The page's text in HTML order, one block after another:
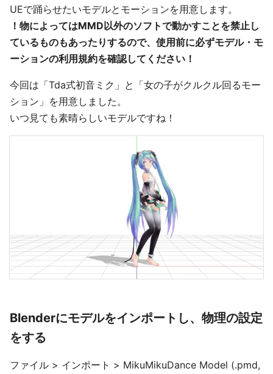
UEで踊らせたいモデルとモーションを用意します。
！物によってはMMD以外のソフトで動かすことを禁止し
ているものもあったりするので、使用前に必ずモデル・モ
ーションの利用規約を確認してください！
今回は「Tda式初音ミク」と「女の子がクルクル回るモー
ション」を用意しました。
いつ見ても素晴らしいモデルですね！
Blenderにモデルをインポートし、物理の設定
をする
ファイル > インポート > MikuMikuDance Model (.pmd,